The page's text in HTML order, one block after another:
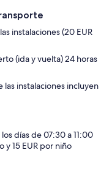
instalaciones (20 EUR
(ida y vuelta) 24 horas
las instalaciones incluyen
días de 07:30 a 11:00
y 15 EUR por niño